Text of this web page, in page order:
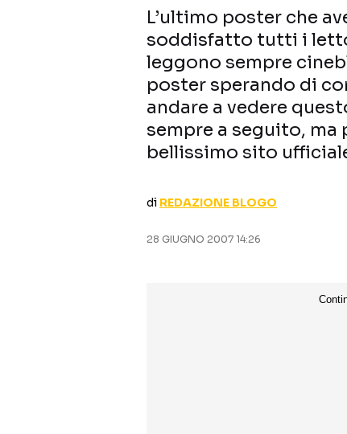
L’ultimo poster che
soddisfatto tutti i
leggono sempre
poster sperando di
andare a vedere
sempre a seguito, ma
bellissimo sito
di REDAZIONE BLOGO
28 GIUGNO 2007 14:26